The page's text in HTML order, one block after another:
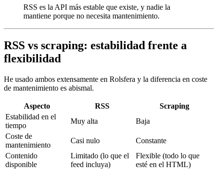
RSS es la API más estable que existe, y nadie la
mantiene porque no necesita mantenimiento.
RSS vs scraping: estabilidad frente a
flexibilidad
He usado ambos extensamente en Rolsfera y la diferencia en coste
de mantenimiento es abismal.
Aspecto RSS
Scraping
Estabilidad en el
tiempo
Muy alta
Baja
Coste de
mantenimiento
Casi nulo
Constante
Contenido
disponible
Limitado (lo que el
feed incluya)
Flexible (todo lo que
esté en el HTML)